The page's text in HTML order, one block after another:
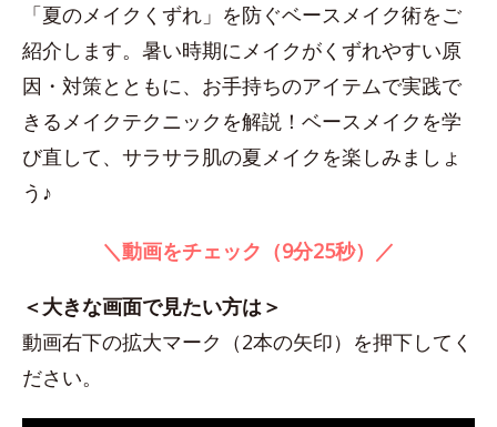
「夏のメイクくずれ」を防ぐベースメイク術をご
紹介します。暑い時期にメイクがくずれやすい原
因・対策とともに、お手持ちのアイテムで実践で
きるメイクテクニックを解説！ベースメイクを学
び直して、サラサラ肌の夏メイクを楽しみましょ
う♪
＼動画をチェック（9分25秒）／
＜大きな画面で見たい方は＞
動画右下の拡大マーク（2本の矢印）を押下してく
ださい。